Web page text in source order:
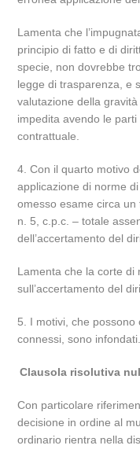
Lamenta che
principio di fatto e di
specie, non dovrebbe
legge di trasparenza, e
valutazione della
impedita avendo le parti
contrattuale.
4. Con il quarto motivo
applicazione di norme
omesso esame circa
n. 5, c.p.c. – totale
dell’accertamento del
Lamenta che la corte di
sull’accertamento del
5. I motivi, che
connessi, sono infondati.
Clausola risolutiva
Con particolare
decisione in ordine al
ordinario rientra nella